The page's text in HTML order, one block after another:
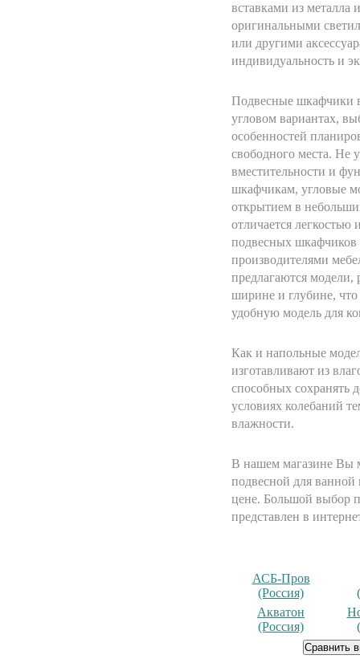
вставками из металла
оригинальными
или другими
индивидуальность и
Подвесные шкафчики
угловом вариантах,
особенностей
свободного места. Не
вместительности и
шкафчикам, угловые
открытием в
отличается
подвесных шкафчиков
производителями
предлагаются
ширине и глубине, что
удобную модель для
Как и напольные
изготавливают из
способных сохранять
условиях колебаний
влажности.
В нашем магазине Вы
подвесной для
цене. Большой выбор
представлен в
АСБ-Пров
(Россия)
Акватон
(Россия)